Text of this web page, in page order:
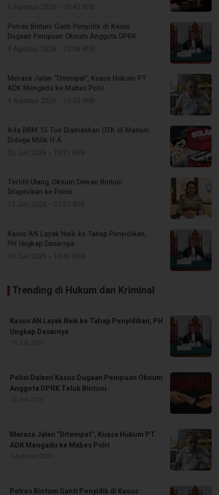
Polres Bintuni Ganti Penyidik di Kasus
Dugaan Penipuan Oknum Anggota DPRK
Merasa Jalan “Ditempat”, Kuasa Hukum PT.
ADK Mengadu ke Mabes Polri
Ada BBM 15 Ton Diamankan OTK di Mansel,
Diduga Milik H.A
Terlilit Utang, Oknum Dewan Bintuni
Dilaporkan ke Polisi
Kasus AN Layak Naik ke Tahap Penyidikan,
PH Ungkap Dasarnya
Trending di Hukum dan Kriminal
Kasus AN Layak Naik ke Tahap Penyidikan, PH
Ungkap Dasarnya
Polisi Dalami Kasus Dugaan Penipuan Oknum
Anggota DPRK Teluk Bintuni
Merasa Jalan “Ditempat”, Kuasa Hukum PT.
ADK Mengadu ke Mabes Polri
Polres Bintuni Ganti Penyidik di Kasus